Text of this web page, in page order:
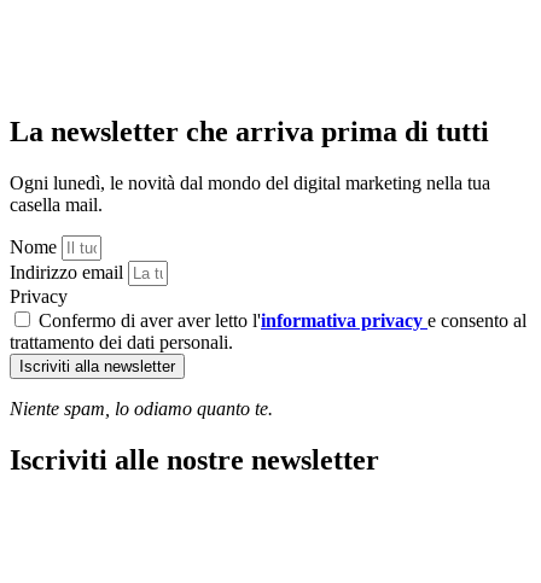
La newsletter che arriva prima di tutti
Ogni lunedì, le novità dal mondo del digital marketing nella tua
casella mail.
Nome
Indirizzo email
Privacy
Confermo di aver aver letto l'informativa privacy e consento al
trattamento dei dati personali.
Iscriviti alla newsletter
Niente spam, lo odiamo quanto te.
Iscriviti alle nostre newsletter